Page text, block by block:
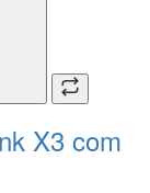
X3 com